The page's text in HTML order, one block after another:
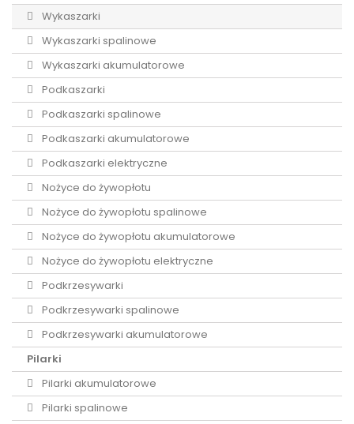
Wykaszarki
Wykaszarki spalinowe
Wykaszarki akumulatorowe
Podkaszarki
Podkaszarki spalinowe
Podkaszarki akumulatorowe
Podkaszarki elektryczne
Nożyce do żywopłotu
Nożyce do żywopłotu spalinowe
Nożyce do żywopłotu akumulatorowe
Nożyce do żywopłotu elektryczne
Podkrzesywarki
Podkrzesywarki spalinowe
Podkrzesywarki akumulatorowe
Pilarki
Pilarki akumulatorowe
Pilarki spalinowe